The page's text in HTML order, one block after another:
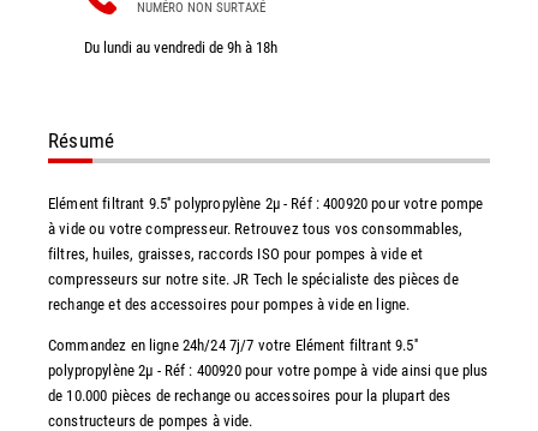
NUMÉRO NON SURTAXÉ
Du lundi au vendredi de 9h à 18h
Résumé
Elément filtrant 9.5'' polypropylène 2µ - Réf : 400920 pour votre pompe
à vide ou votre compresseur. Retrouvez tous vos consommables,
filtres, huiles, graisses, raccords ISO pour pompes à vide et
compresseurs sur notre site. JR Tech le spécialiste des pièces de
rechange et des accessoires pour pompes à vide en ligne.
Commandez en ligne 24h/24 7j/7 votre Elément filtrant 9.5''
polypropylène 2µ - Réf : 400920 pour votre pompe à vide ainsi que plus
de 10.000 pièces de rechange ou accessoires pour la plupart des
constructeurs de pompes à vide.